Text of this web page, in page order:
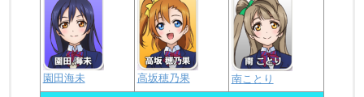
園田海未 高坂穂乃果 南ことり